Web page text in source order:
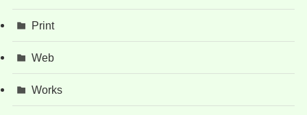
Print
Web
Works